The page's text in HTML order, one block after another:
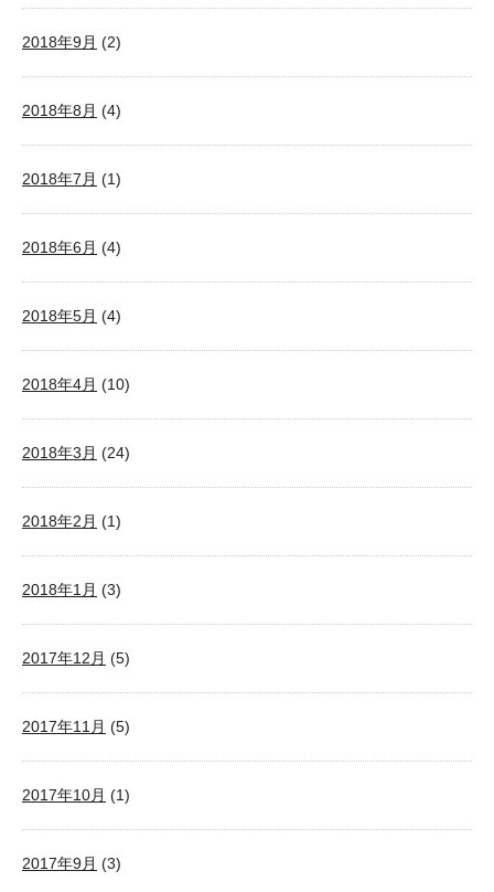
2018年9月 (2)
2018年8月 (4)
2018年7月 (1)
2018年6月 (4)
2018年5月 (4)
2018年4月 (10)
2018年3月 (24)
2018年2月 (1)
2018年1月 (3)
2017年12月 (5)
2017年11月 (5)
2017年10月 (1)
2017年9月 (3)